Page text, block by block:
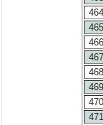
464
465
466
467
468
469
470
471